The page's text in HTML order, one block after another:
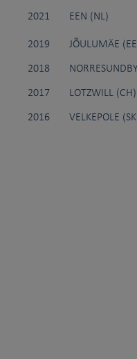
2021 EEN (NL)
2019 JÕULUMÄE
2018
2017 LOTZWILL (CH)
2016 VELKEPOLE